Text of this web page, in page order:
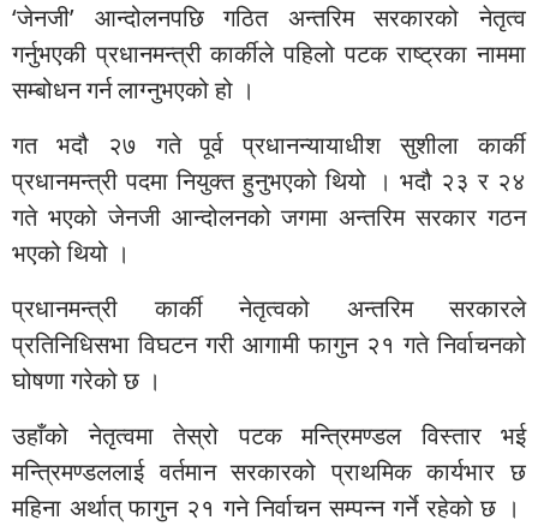
‘जेनजी’ आन्दोलनपछि गठित अन्तरिम सरकारको नेतृत्व
गर्नुभएकी प्रधानमन्त्री कार्कीले पहिलो पटक राष्ट्रका नाममा
सम्बोधन गर्न लाग्नुभएको हो ।
गत भदौ २७ गते पूर्व प्रधानन्यायाधीश सुशीला कार्की
प्रधानमन्त्री पदमा नियुक्त हुनुभएको थियो । भदौ २३ र २४
गते भएको जेनजी आन्दोलनको जगमा अन्तरिम सरकार गठन
भएको थियो ।
प्रधानमन्त्री कार्की नेतृत्वको अन्तरिम सरकारले
प्रतिनिधिसभा विघटन गरी आगामी फागुन २१ गते निर्वाचनको
घोषणा गरेको छ ।
उहाँको नेतृत्वमा तेस्रो पटक मन्त्रिमण्डल विस्तार भई
मन्त्रिमण्डललाई वर्तमान सरकारको प्राथमिक कार्यभार छ
महिना अर्थात् फागुन २१ गने निर्वाचन सम्पन्न गर्ने रहेको छ ।